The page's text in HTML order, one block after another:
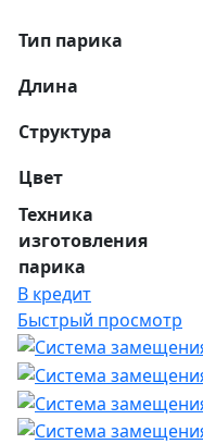
Тип парика
Длина
Структура
Цвет
Техника
изготовления
парика
В кредит
Быстрый просмотр